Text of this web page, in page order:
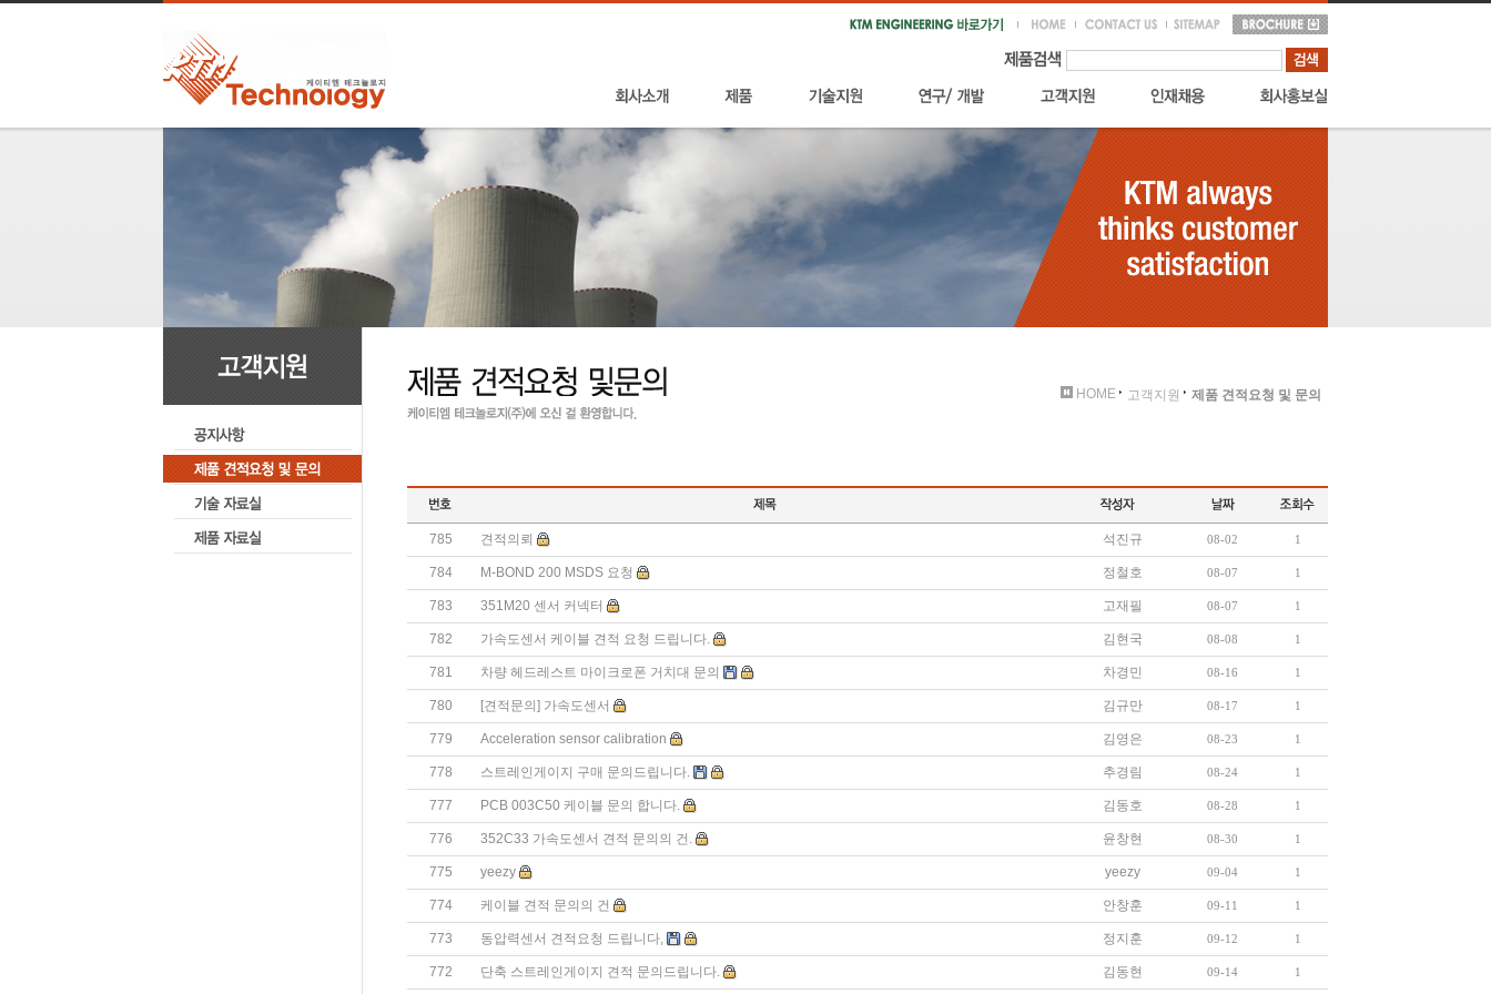
HOME 고객지원 제품 견적요청 및 문의
785 견적의뢰 석진규 08-02 1
784 M-BOND 200 MSDS 요청 정철호 08-07 1
783 351M20 센서 커넥터 고재필 08-07 1
782 가속도센서 케이블 견적 요청 드립니다. 김현국 08-08 1
781 차량 헤드레스트 마이크로폰 거치대 문의 차경민 08-16 1
780 [견적문의] 가속도센서 김규만 08-17 1
779 Acceleration sensor calibration 김영은 08-23 1
778 스트레인게이지 구매 문의드립니다. 추경림 08-24 1
777 PCB 003C50 케이블 문의 합니다. 김동호 08-28 1
776 352C33 가속도센서 견적 문의의 건. 윤창현 08-30 1
775 yeezy yeezy 09-04 1
774 케이블 견적 문의의 건 안창훈 09-11 1
773 동압력센서 견적요청 드립니다, 정지훈 09-12 1
772 단축 스트레인게이지 견적 문의드립니다. 김동현 09-14 1